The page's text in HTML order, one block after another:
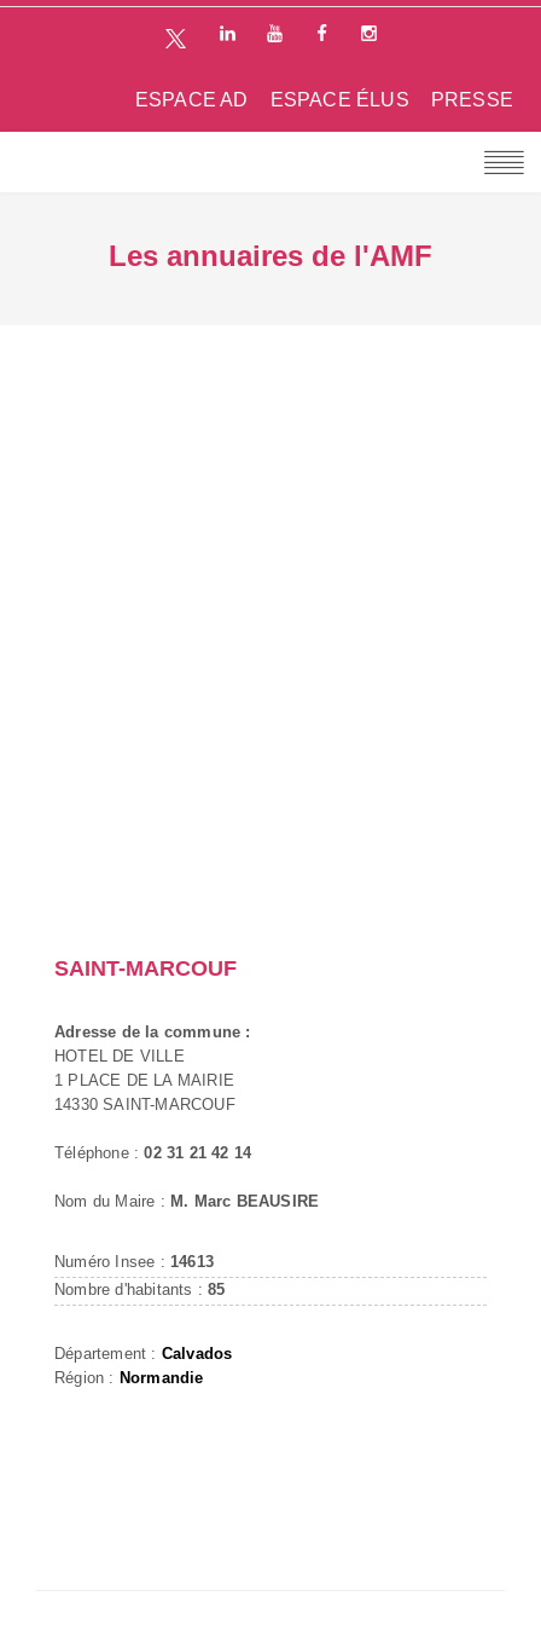
PRESSE
ESPACE ÉLUS
ESPACE AD
Les annuaires de l'AMF
SAINT-MARCOUF
Adresse de la commune :
HOTEL DE VILLE
1 PLACE DE LA MAIRIE
14330 SAINT-MARCOUF
Téléphone :02 31 21 42 14
Nom du Maire : M. Marc BEAUSIRE
Numéro Insee : 14613
Nombre d'habitants :85
Département : Calvados
Région : Normandie